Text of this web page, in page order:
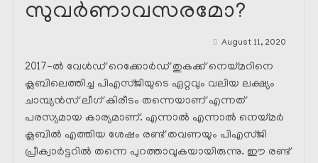
സുവർണാവസരമോ?
August 11, 2020
2017-ൽ വേൾഡ് റെക്കോർഡ് തുകക്ക് നെയ്മറിനെ
ക്ലബിലെത്തിച്ച പിഎസ്ജിയുടെ ഏറ്റവും വലിയ ലക്ഷ്യം
ചാമ്പ്യൻസ് ലീഗ് കിരീടം തന്നെയാണ് എന്നത്
പരസ്യമായ കാര്യമാണ്. എന്നാൽ എന്നാൽ നെയ്മർ
ക്ലബിൽ എത്തിയ ശേഷം രണ്ട് തവണയും പിഎസ്ജി
പ്രീക്വാർട്ടറിൽ തന്നെ പുറത്താവുകയായിരുന്നു. ഈ രണ്ട്